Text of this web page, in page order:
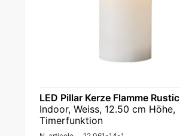
LED Pillar Kerze Flamme Rustic
Indoor, Weiss, 12.50 cm Höhe,
Timerfunktion